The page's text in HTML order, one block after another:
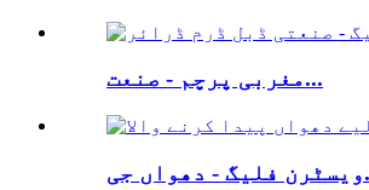
مغربی پرچم - صنعت...
جی...